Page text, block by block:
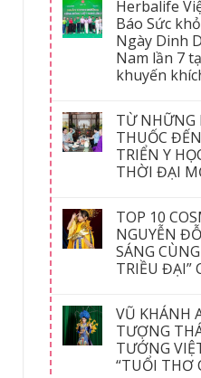
Herbalife
Báo Sức
Ngày Dinh
Nam lần 7
khuyến
TỪ NHỮNG
THUỐC
TRIỂN Y
THỜI ĐẠI
TOP 10
NGUYỄN
SÁNG
TRIỀU ĐẠI”
VŨ KHÁNH
TƯỢNG
TƯỚNG
“TUỔI THƠ